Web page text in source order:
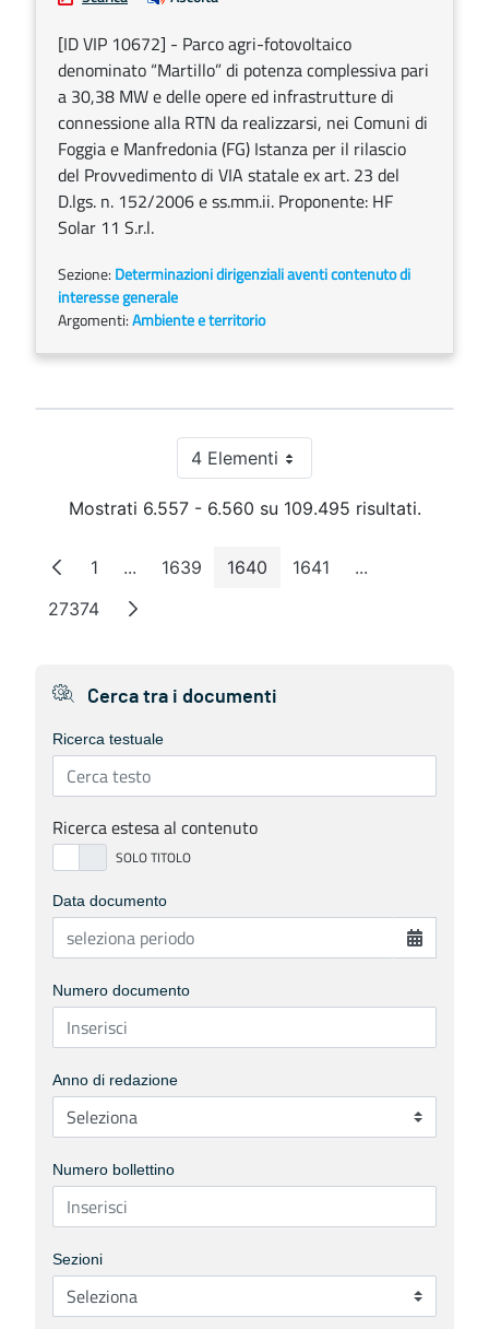
[ID VIP 10672] - Parco agri-fotovoltaico
denominato “Martillo” di potenza complessiva pari
a 30,38 MW e delle opere ed infrastrutture di
connessione alla RTN da realizzarsi, nei Comuni di
Foggia e Manfredonia (FG) Istanza per il rilascio
del Provvedimento di VIA statale ex art. 23 del
D.lgs. n. 152/2006 e ss.mm.ii. Proponente: HF
Solar 11 S.r.l.
Sezione: Determinazioni dirigenziali aventi contenuto di
interesse generale
Argomenti:Ambiente e territorio
4 ElementiPer pagina
Mostrati 6.557 - 6.560 su 109.495 risultati.
Pagina
1 ...Pagine intermedie
Pagina
1639 Pagina
1640 Pagina
1641 ...Pagine
Pagina
27374
Cerca tra i documenti
Ricerca testuale
Ricerca estesa al contenuto
Data documento
Numero documento
Anno di redazione
Numero bollettino
Sezioni